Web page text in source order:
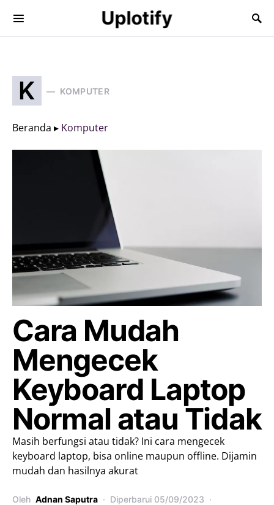
Uplotify
K KOMPUTER
Beranda ▸ Komputer
Cara Mudah
Mengecek
Keyboard Laptop
Normal atau Tidak
Masih berfungsi atau tidak? Ini cara mengecek
keyboard laptop, bisa online maupun offline. Dijamin
mudah dan hasilnya akurat
Oleh Adnan Saputra Diperbarui 05/09/2023